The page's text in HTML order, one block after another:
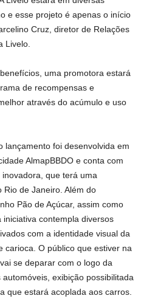
e esse projeto é apenas o início
Cruz, diretor de Relações
Livelo.
uma promotora estará
de recompensas e
através do acúmulo e uso
lançamento foi desenvolvida em
AlmapBBDO e conta com
que terá uma
de Janeiro. Além do
Pão de Açúcar, assim como
contempla diversos
com a identidade visual da
carioca. O público que estiver na
se deparar com o logo da
exibição possibilitada
que estará acoplada aos carros.